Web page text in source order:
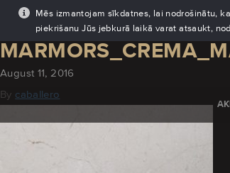
Mēs izmantojam sīkdatnes, lai nodrošinātu,
piekrišanu Jūs jebkurā laikā varat atsaukt,
August 11, 2016
By caballero